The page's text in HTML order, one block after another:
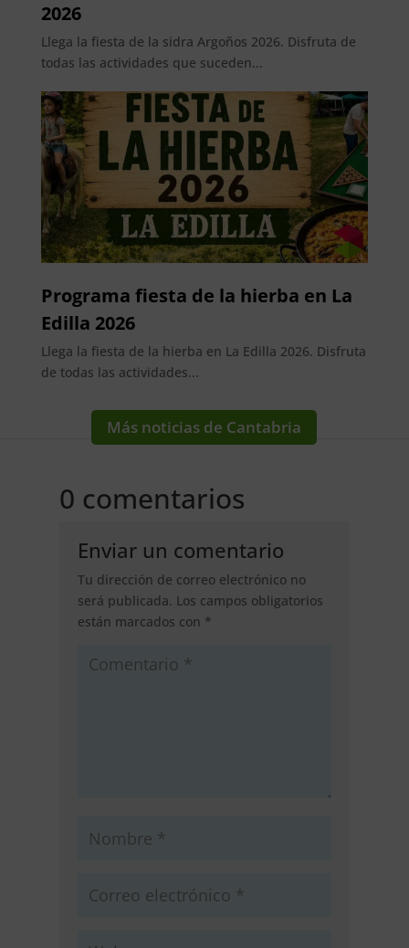
2026
Llega la fiesta de la sidra Argoños 2026. Disfruta de
todas las actividades que suceden...
Programa fiesta de la hierba en La
Edilla 2026
Llega la fiesta de la hierba en La Edilla 2026. Disfruta
de todas las actividades...
Más noticias de Cantabria
0 comentarios
Enviar un comentario
Tu dirección de correo electrónico no
será publicada. Los campos obligatorios
están marcados con *